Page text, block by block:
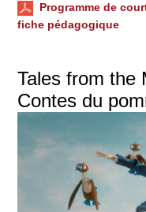
Programme de
fiche pédagogique
Tales from the
Contes du